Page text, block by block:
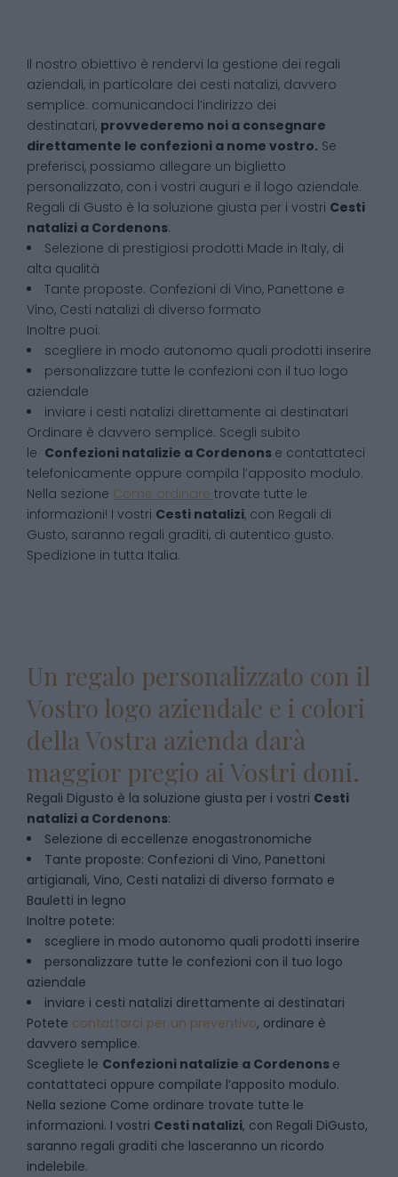
Il nostro obiettivo è rendervi la gestione dei regali
aziendali, in particolare dei cesti natalizi, davvero
semplice: comunicandoci l’indirizzo dei
destinatari, provvederemo noi a consegnare
direttamente le confezioni a nome vostro. Se
preferisci, possiamo allegare un biglietto
personalizzato, con i vostri auguri e il logo aziendale.
Regali di Gusto è la soluzione giusta per i vostri Cesti
natalizi a Cordenons:
Selezione di prestigiosi prodotti Made in Italy, di
alta qualità
Tante proposte: Confezioni di Vino, Panettone e
Vino, Cesti natalizi di diverso formato
Inoltre puoi:
scegliere in modo autonomo quali prodotti inserire
personalizzare tutte le confezioni con il tuo logo
aziendale
inviare i cesti natalizi direttamente ai destinatari
Ordinare è davvero semplice. Scegli subito
le Confezioni natalizie a Cordenons e contattateci
telefonicamente oppure compila l’apposito modulo.
Nella sezione Come ordinare trovate tutte le
informazioni! I vostri Cesti natalizi, con Regali di
Gusto, saranno regali graditi, di autentico gusto.
Spedizione in tutta Italia.
Un regalo personalizzato con il
Vostro logo aziendale e i colori
della Vostra azienda darà
maggior pregio ai Vostri doni.
Regali Digusto è la soluzione giusta per i vostri Cesti
natalizi a Cordenons:
Selezione di eccellenze enogastronomiche
Tante proposte: Confezioni di Vino, Panettoni
artigianali, Vino, Cesti natalizi di diverso formato e
Bauletti in legno
Inoltre potete:
scegliere in modo autonomo quali prodotti inserire
personalizzare tutte le confezioni con il tuo logo
aziendale
inviare i cesti natalizi direttamente ai destinatari
Potete contattarci per un preventivo, ordinare è
davvero semplice.
Scegliete le Confezioni natalizie a Cordenons e
contattateci oppure compilate l’apposito modulo.
Nella sezione Come ordinare trovate tutte le
informazioni. I vostri Cesti natalizi, con Regali DiGusto,
saranno regali graditi che lasceranno un ricordo
indelebile.